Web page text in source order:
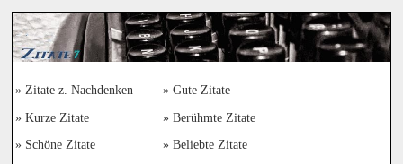
Zitate z. Nachdenken Gute Zitate
Kurze Zitate Berühmte Zitate
Schöne Zitate Beliebte Zitate